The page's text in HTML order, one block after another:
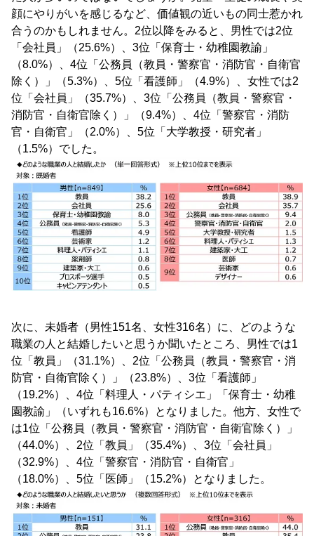
顔にやりがいを感じるなど、価値観の近いもの同士惹かれ
合うのかもしれません。2位以降をみると、男性では2位
「会社員」（25.6%）、3位「保育士・幼稚園教諭」
（8.0%）、4位「公務員（教員・警察官・消防官・自衛官
除く）」（5.3%）、5位「看護師」（4.9%）、女性では2
位「会社員」（35.7%）、3位「公務員（教員・警察官・
消防官・自衛官除く）」（9.4%）、4位「警察官・消防
官・自衛官」（2.0%）、5位「大学教授・研究者」
（1.5%）でした。
次に、未婚者（男性151名、女性316名）に、どのような
職業の人と結婚したいと思うか聞いたところ、男性では1
位「教員」（31.1%）、2位「公務員（教員・警察官・消
防官・自衛官除く）」（23.8%）、3位「看護師」
（19.2%）、4位「料理人・パティシエ」「保育士・幼稚
園教諭」（いずれも16.6%）となりました。他方、女性で
は1位「公務員（教員・警察官・消防官・自衛官除く）」
（44.0%）、2位「教員」（35.4%）、3位「会社員」
（32.9%）、4位「警察官・消防官・自衛官」
（18.0%）、5位「医師」（15.2%）となりました。